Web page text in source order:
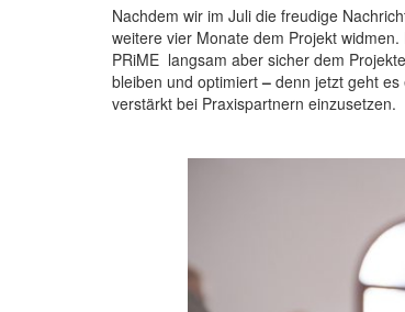
Nachdem wir im Juli die freudige
weitere vier Monate dem Projekt
PRiME langsam aber sicher dem
bleiben und optimiert– denn jetzt geht
verstärkt bei Praxispartnern einzusetzen.